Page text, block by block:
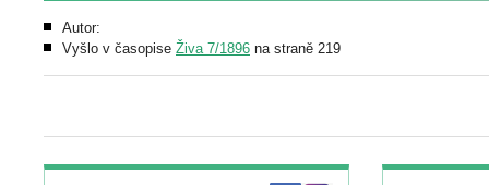
Autor:
Vyšlo v časopise Živa 7/1896 na straně 219